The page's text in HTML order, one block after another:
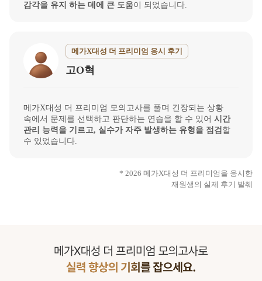
감각을 유지 하는 데에 큰 도움이 되었습니다.
메가X대성 더 프리미엄 응시 후기
고O혁
메가X대성 더 프리미엄 모의고사를 풀며 긴장되는 상황
속에서 문제를 선택하고 판단하는 연습을 할 수 있어 시간
관리 능력을 기르고, 실수가 자주 발생하는 유형을 점검 할
수 있었습니다.
* 2026 메가X대성 더 프리미엄을 응시한
재원생의 실제 후기 발췌